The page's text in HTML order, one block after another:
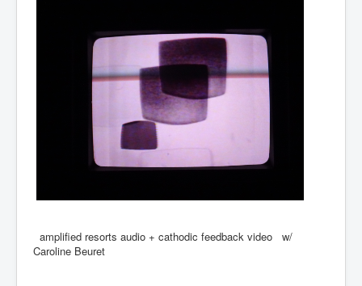
amplified resorts audio + cathodic feedback video w/
Caroline Beuret